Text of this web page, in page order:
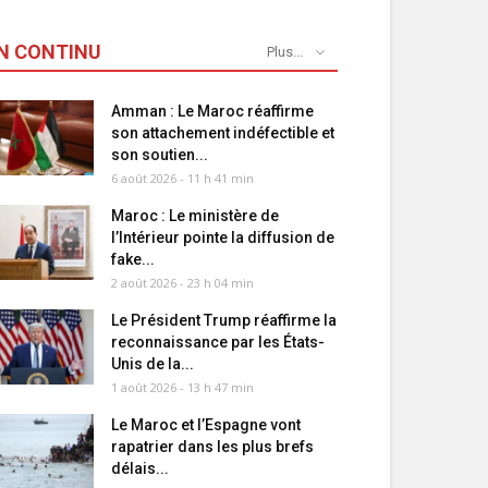
CONTINU Plus...
Amman : Le Maroc réaffirme
son attachement indéfectible et
son soutien...
6 août 2026 - 11 h 41 min
Maroc : Le ministère de
l’Intérieur pointe la diffusion de
fake...
2 août 2026 - 23 h 04 min
Le Président Trump réaffirme la
reconnaissance par les États-
Unis de la...
1 août 2026 - 13 h 47 min
Le Maroc et l’Espagne vont
rapatrier dans les plus brefs
délais...